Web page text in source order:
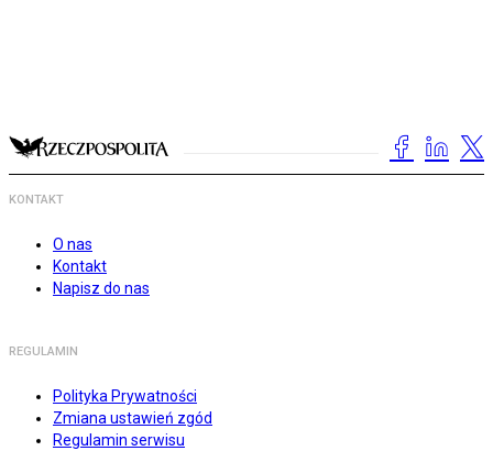
KONTAKT
O nas
Kontakt
Napisz do nas
REGULAMIN
Polityka Prywatności
Zmiana ustawień zgód
Regulamin serwisu